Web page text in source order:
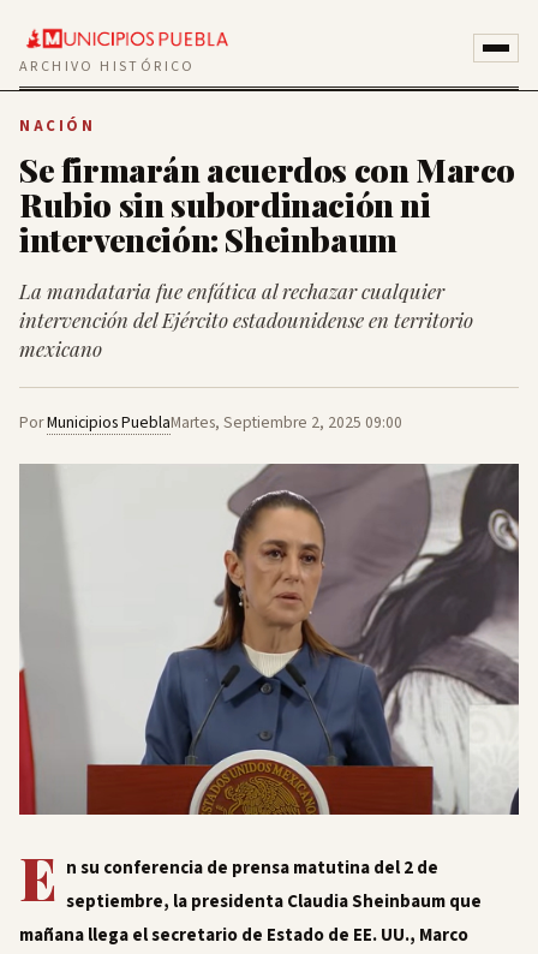
ARCHIVO HISTÓRICO
NACIÓN
Se firmarán acuerdos con Marco
Rubio sin subordinación ni
intervención: Sheinbaum
La mandataria fue enfática al rechazar cualquier
intervención del Ejército estadounidense en territorio
mexicano
PorMunicipios PueblaMartes, Septiembre 2, 2025 09:00
E n su conferencia de prensa matutina del 2 de
septiembre, la presidenta Claudia Sheinbaum que
mañana llega el secretario de Estado de EE. UU., Marco